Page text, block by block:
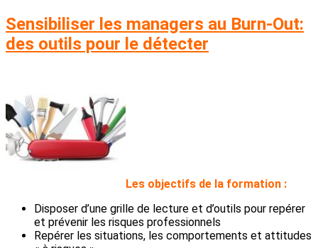
Sensibiliser les managers au Burn-Out:
des outils pour le détecter
Les objectifs de la formation :
Disposer d’une grille de lecture et d’outils pour repérer
et prévenir les risques professionnels
Repérer les situations, les comportements et attitudes